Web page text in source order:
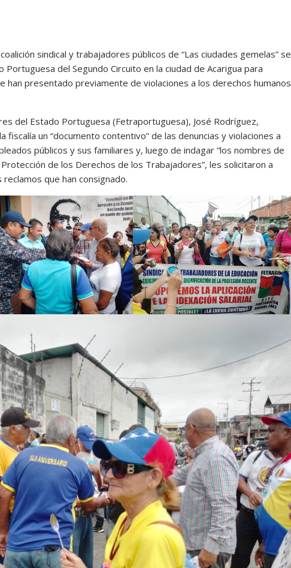
sindical y trabajadores públicos de “Las ciudades gemelas” se
del Segundo Circuito en la ciudad de Acarigua para
han presentado previamente de violaciones a los derechos humanos
del Estado Portuguesa (Fetraportuguesa), José Rodríguez,
fiscalía un “documento contentivo” de las denuncias y violaciones a
públicos y sus familiares y, luego de indagar “los nombres de
de los Derechos de los Trabajadores”, les solicitaron a
que han consignado.